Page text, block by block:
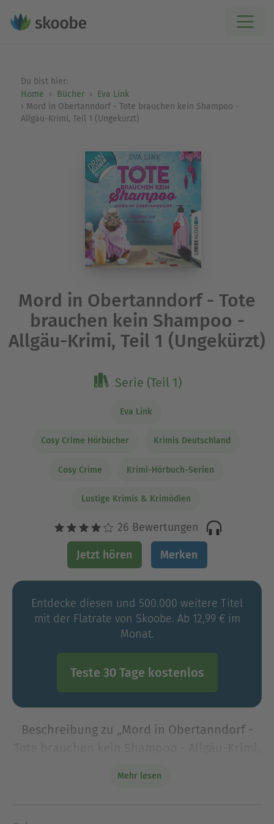
Du bist hier:
Home
Bücher
Eva Link
Mord in Obertanndorf - Tote brauchen kein Shampoo -
Allgäu-Krimi, Teil 1 (Ungekürzt)
Mord in Obertanndorf - Tote
brauchen kein Shampoo -
Allgäu-Krimi, Teil 1 (Ungekürzt)
Serie (Teil 1)
Eva Link
Cosy Crime Hörbücher Krimis Deutschland
Cosy Crime Krimi-Hörbuch-Serien
Lustige Krimis & Krimödien
26 Bewertungen
Jetzt hören Merken
Entdecke diesen und 500.000 weitere Titel
mit der Flatrate von Skoobe. Ab 12,99 € im
Monat.
Teste 30 Tage kostenlos
Beschreibung zu „Mord in Obertanndorf -
traut ihren Augen nicht, als sie den beliebten Ex-
Mehr lesen